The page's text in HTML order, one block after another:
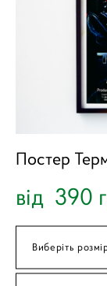
Постер
від 390
Виберіть